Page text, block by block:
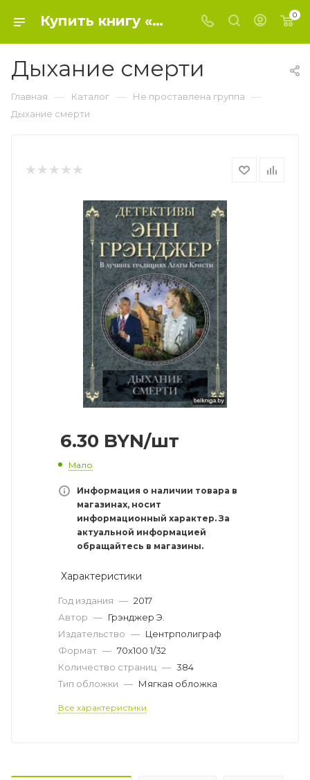
Купить книгу «Дыхание смерти» 2017, Грэнджер Э. - Не проставлена группа 0
Дыхание смерти
Главная — Каталог — Не проставлена группа —
Дыхание смерти
6.30 BYN/шт
Мало
Информация о наличии товара в
магазинах, носит
информационный характер. За
актуальной информацией
обращайтесь в магазины.
Характеристики
Год издания — 2017
Автор — Грэнджер Э.
Издательство — Центрполиграф
Формат — 70x100 1/32
Количество страниц — 384
Тип обложки — Мягкая обложка
Все характеристики